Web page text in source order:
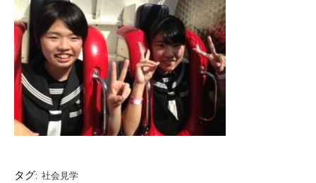
タグ: 社会見学